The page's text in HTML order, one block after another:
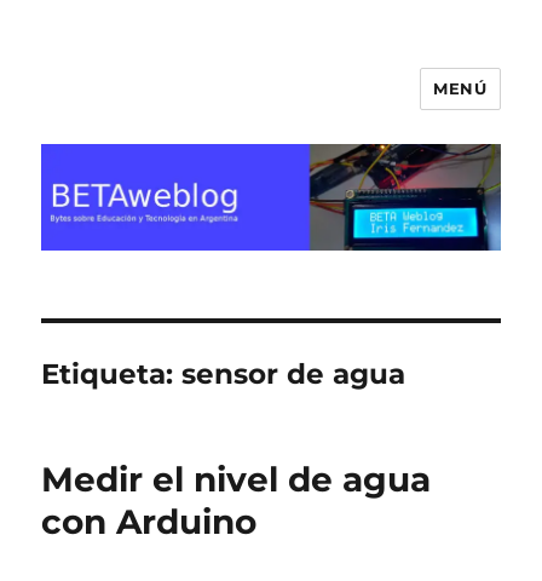
MENÚ
Etiqueta:sensor de agua
Medir el nivel de agua
con Arduino